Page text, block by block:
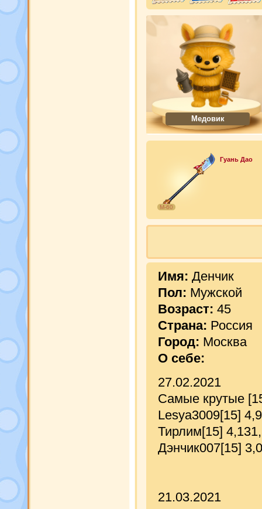
Медовик
М-60
Гуань Дао
Имя: Денчик
Пол: Мужской
Возраст: 45
Страна: Россия
Город: Москва
О себе:
27.02.2021
Самые крутые
Lesya3009[15]
Тирлим[15]
Дэнчик007[15]
21.03.2021